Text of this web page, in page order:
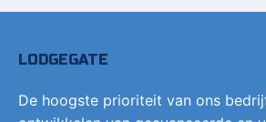
LODGEGATE
De hoogste prioriteit van ons